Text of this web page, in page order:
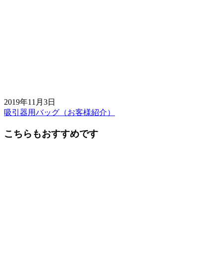
2019年11月3日
前
後
吸引器用バッグ（お客様紹介）
こちらもおすすめです